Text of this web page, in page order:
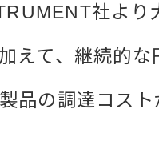
社より
えて、継続的
品の調達コス